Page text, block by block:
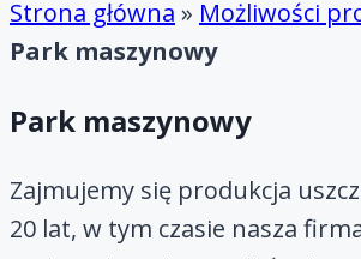
Strona główna » Możliwości
Park maszynowy
Park maszynowy
Zajmujemy się produkcja
20 lat, w tym czasie nasza